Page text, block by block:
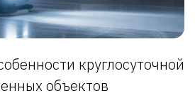
круглосуточной
объектов